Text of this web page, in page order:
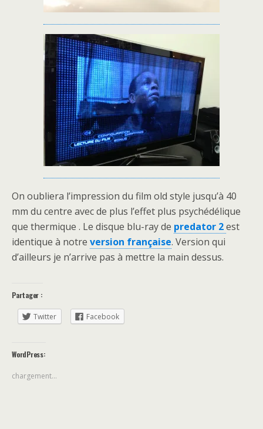
On oubliera l’impression du film old style jusqu’à 40
mm du centre avec de plus l’effet plus psychédélique
que thermique . Le disque blu-ray de predator 2est
identique à notre version française. Version qui
d’ailleurs je n’arrive pas à mettre la main dessus.
Partager :
Twitter Facebook
WordPress:
chargement…